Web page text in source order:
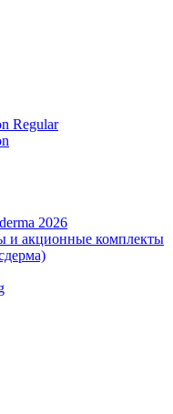
Regular
2026
и акционные комплекты